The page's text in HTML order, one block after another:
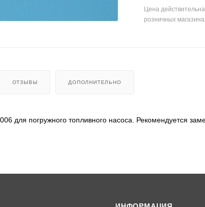
Цена
розничных
ОТЗЫВЫ ДОПОЛНИТЕЛЬНО
для погружного топливного насоса. Рекомендуется